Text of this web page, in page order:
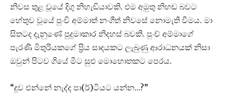
නිවස තුළ වූයේ දිගු නිහැඬියාවකි. එම අමුතු නිහඬ බවට
හේතුව වූයේ පුංචි අම්මාත් නංගීත් නිවසේ නොමැති වීමය. මා
සිතටද දැනුණේ පුදුමාකාර නිදහස් බවකි. පුංච් අම්මාගේ
පැරණි මිතුරියකගේ ප්‍රිය සාදයකට ලැබුණු ආරාධනයක් නිසා
ඔවුන් පිටව ගියේ මීට සුළු මොහොතකට පෙරය.
“දුව එන්නේ නැද්ද පා(ර්)ටියට යන්න…?”